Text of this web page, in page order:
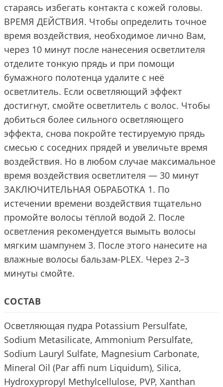
стараясь избегать контакта с кожей головы.
ВРЕМЯ ДЕЙСТВИЯ. Чтобы определить точное
время воздействия, необходимое лично Вам,
через 10 минут после нанесения осветлителя
отделите тонкую прядь и при помощи
бумажного полотенца удалите с неё
осветлитель. Если осветляющий эффект
достигнут, смойте осветлитель с волос. Чтобы
добиться более сильного осветляющего
эффекта, снова покройте тестируемую прядь
смесью с соседних прядей и увеличьте время
воздействия. Но в любом случае максимальное
время воздействия осветлителя — 30 минут
ЗАКЛЮЧИТЕЛЬНАЯ ОБРАБОТКА 1. По
истечении времени воздействия тщательно
промойте волосы тёплой водой 2. После
осветления рекомендуется вымыть волосы
мягким шампунем 3. После этого нанесите на
влажные волосы бальзам-PLEX. Через 2–3
минуты смойте.
СОСТАВ
Осветляющая пудра Potassium Persulfate,
Sodium Metasilicate, Ammonium Persulfate,
Sodium Lauryl Sulfate, Magnesium Carbonate,
Mineral Oil (Par affi num Liquidum), Silica,
Hydroxypropyl Methylcellulose, PVP, Xanthan